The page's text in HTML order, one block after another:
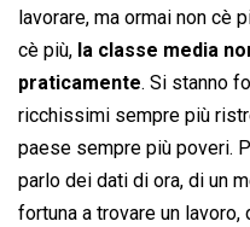
lavorare, ma ormai non
cè più, la classe media
praticamente. Si stanno
ricchissimi sempre più
paese sempre più poveri.
parlo dei dati di ora, di un
fortuna a trovare un lavoro,